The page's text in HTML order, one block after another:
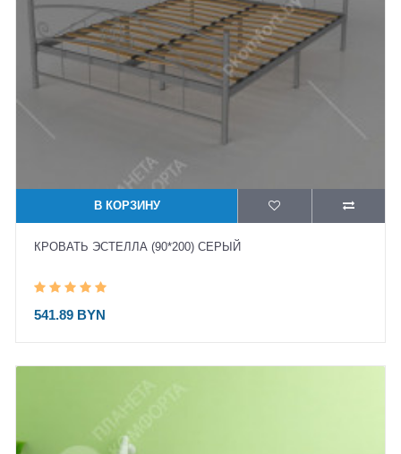
В КОРЗИНУ
КРОВАТЬ ЭСТЕЛЛА (90*200) СЕРЫЙ
541.89 BYN